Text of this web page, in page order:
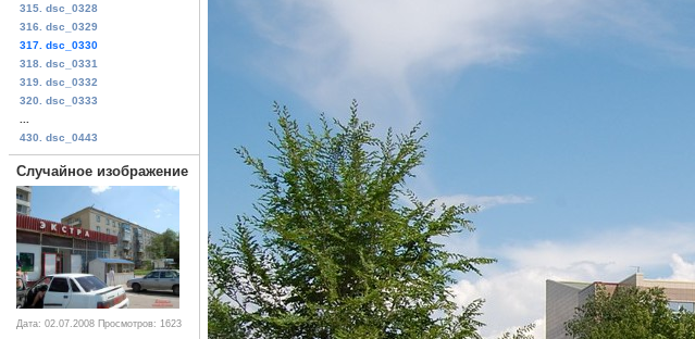
315. dsc_0328
316. dsc_0329
317. dsc_0330
318. dsc_0331
319. dsc_0332
320. dsc_0333
430. dsc_0443
Случайное изображение
Дата: 02.07.2008 Просмотров: 1623